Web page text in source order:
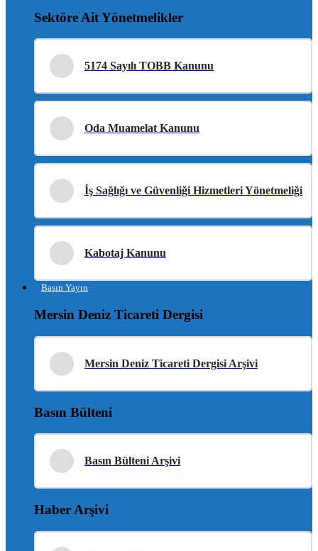
Sektöre Ait Yönetmelikler
5174 Sayılı TOBB Kanunu
Oda Muamelat Kanunu
İş Sağlığı ve Güvenliği Hizmetleri Yönetmeliği
Kabotaj Kanunu
Basın Yayın
Mersin Deniz Ticareti Dergisi
Mersin Deniz Ticareti Dergisi Arşivi
Basın Bülteni
Basın Bülteni Arşivi
Haber Arşivi